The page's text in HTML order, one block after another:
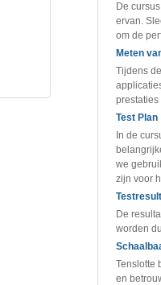
De
ervan.
om de
Meten
Tijdens
prestaties
Test Plan
In de
we
zijn voor
De
worden
Tenslotte
en